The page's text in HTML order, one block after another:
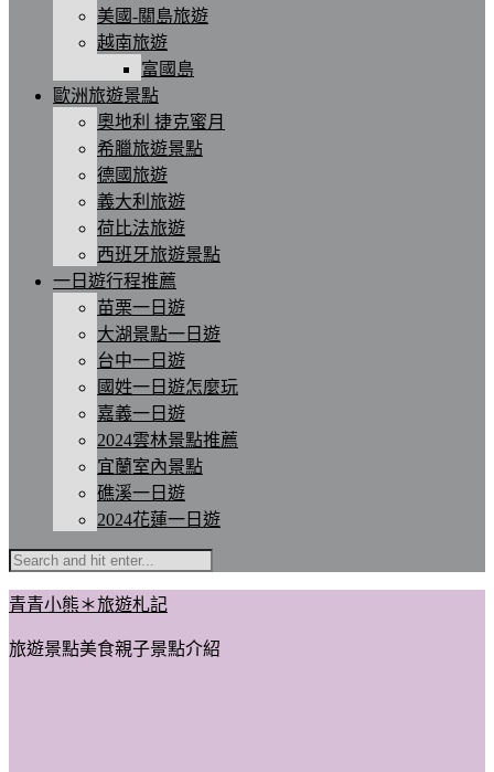
美國-關島旅遊
越南旅遊
富國島
歐洲旅遊景點
奧地利 捷克蜜月
希臘旅遊景點
德國旅遊
義大利旅遊
荷比法旅遊
西班牙旅遊景點
一日遊行程推薦
苗栗一日遊
大湖景點一日遊
台中一日遊
國姓一日遊怎麼玩
嘉義一日遊
2024雲林景點推薦
宜蘭室內景點
礁溪一日遊
2024花蓮一日遊
青青小熊＊旅遊札記
旅遊景點美食親子景點介紹